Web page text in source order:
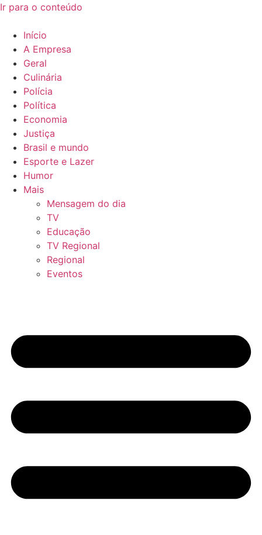
Ir para o conteúdo
Início
A Empresa
Geral
Culinária
Polícia
Política
Economia
Justiça
Brasil e mundo
Esporte e Lazer
Humor
Mais
Mensagem do dia
TV
Educação
TV Regional
Regional
Eventos